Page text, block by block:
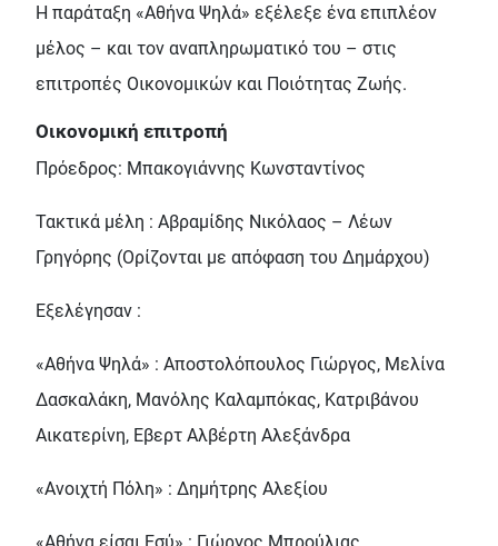
Η παράταξη «Αθήνα Ψηλά» εξέλεξε ένα επιπλέον
μέλος – και τον αναπληρωματικό του – στις
επιτροπές Οικονομικών και Ποιότητας Ζωής.
Οικονομική επιτροπή
Πρόεδρος: Μπακογιάννης Κωνσταντίνος
Τακτικά μέλη : Αβραμίδης Νικόλαος – Λέων
Γρηγόρης (Ορίζονται με απόφαση του Δημάρχου)
Εξελέγησαν :
«Αθήνα Ψηλά» : Αποστολόπουλος Γιώργος, Μελίνα
Δασκαλάκη, Μανόλης Καλαμπόκας, Κατριβάνου
Αικατερίνη, Εβερτ Αλβέρτη Αλεξάνδρα
«Ανοιχτή Πόλη» : Δημήτρης Αλεξίου